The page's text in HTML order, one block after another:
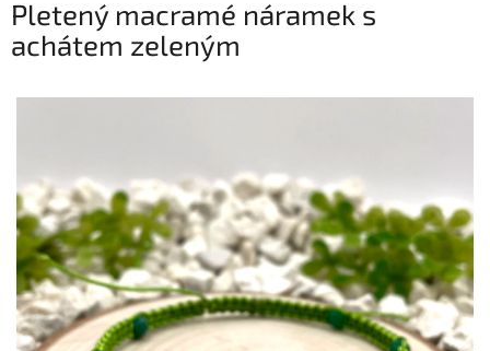
ů
Pletený macramé náramek s
achátem zeleným